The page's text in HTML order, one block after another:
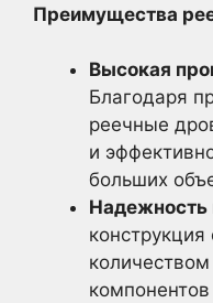
Преимущества
Высокая
Благодаря
реечные
и
больших
Надежность